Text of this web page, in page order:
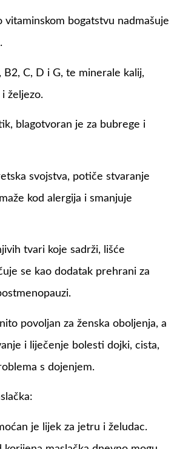
vitaminskom bogatstvu nadmašuje
B2, C, D i G, te minerale kalij,
željezo.
blagotvoran je za bubrege i
svojstva, potiče stvaranje
kod alergija i smanjuje
tvari koje sadrži, lišće
se kao dodatak prehrani za
povoljan za ženska oboljenja, a
i liječenje bolesti dojki, cista,
s dojenjem.
je lijek za jetru i želudac.